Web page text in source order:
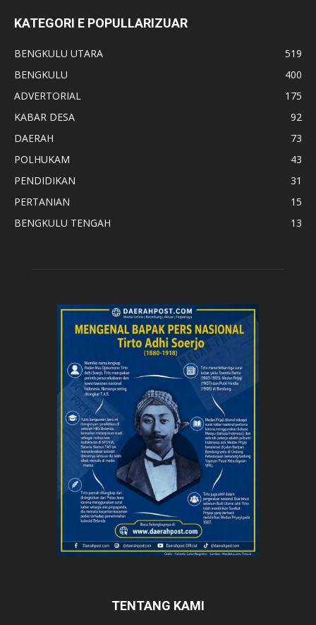
KATEGORI E POPULLARIZUAR
BENGKULU UTARA
519
BENGKULU
400
ADVERTORIAL
175
KABAR DESA
92
DAERAH
73
POLHUKAM
43
PENDIDIKAN
31
PERTANIAN
15
BENGKULU TENGAH
13
TENTANG KAMI